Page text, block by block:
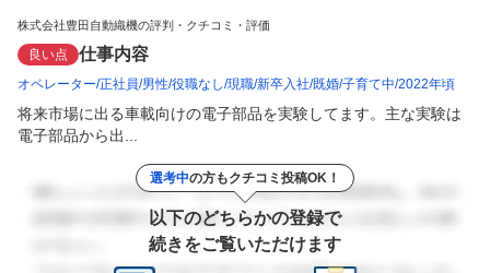
株式会社豊田自動織機の評判・クチコミ・評価
良い点 仕事内容
オペレーター 正社員 男性 役職なし 現職 新卒入社 既婚 子育て中 2022年頃
将来市場に出る車載向けの電子部品を実験してます。主な実験は
電子部品から出...
選考中の方もクチコミ投稿OK！
以下のどちらかの登録で
続きをご覧いただけます